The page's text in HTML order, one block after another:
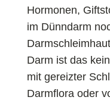
Hormonen,
im Dünndarm
Darm ist das
mit gereizter
Darmflora oder